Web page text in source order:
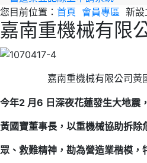
您目前位置： 首頁 會員專區 新設
嘉南重機械有限
嘉南重機械有限公司黃
今年2 月6 日深夜花蓮發生大地震
黃國寶董事長，以重機械協助拆除
眾、救難精神，勘為營造業楷模，